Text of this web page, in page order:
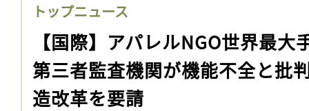
トップニュース
【国際】アパレルNGO世界最大
第三者監査機関が機能不全と批
造改革を要請